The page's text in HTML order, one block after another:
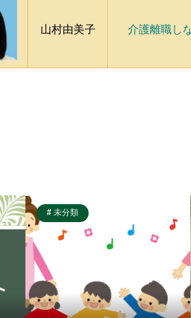
山村由美子 介護離職し
未分類